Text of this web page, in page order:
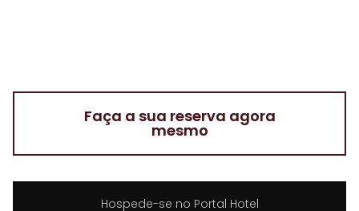
Faça a sua reserva agora
mesmo
Hospede-se no Portal Hotel